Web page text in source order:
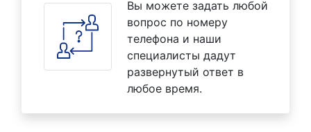
Вы можете задать любой
вопрос по номеру
телефона и наши
специалисты дадут
развернутый ответ в
любое время.